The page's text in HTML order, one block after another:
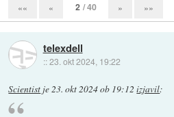
«« « 2 / 40 » »»
telexdell
::23. okt 2024, 19:22
Scientist je23. okt 2024 ob 19:12 izjavil: